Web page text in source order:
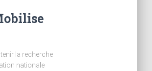
la recherche
nationale